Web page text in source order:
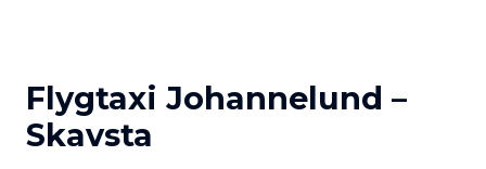
Flygtaxi Johannelund –
Skavsta